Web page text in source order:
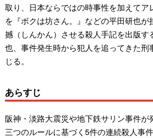
取り、日本ならではの時事性を加えてア
を『ボクは坊さん。』などの平田研也が
撼（しんかん）させる殺人手記を出版す
也、事件発生時から犯人を追ってきた刑
じる。
あらすじ
阪神・淡路大震災や地下鉄サリン事件が
三つのルールに基づく5件の連続殺人事